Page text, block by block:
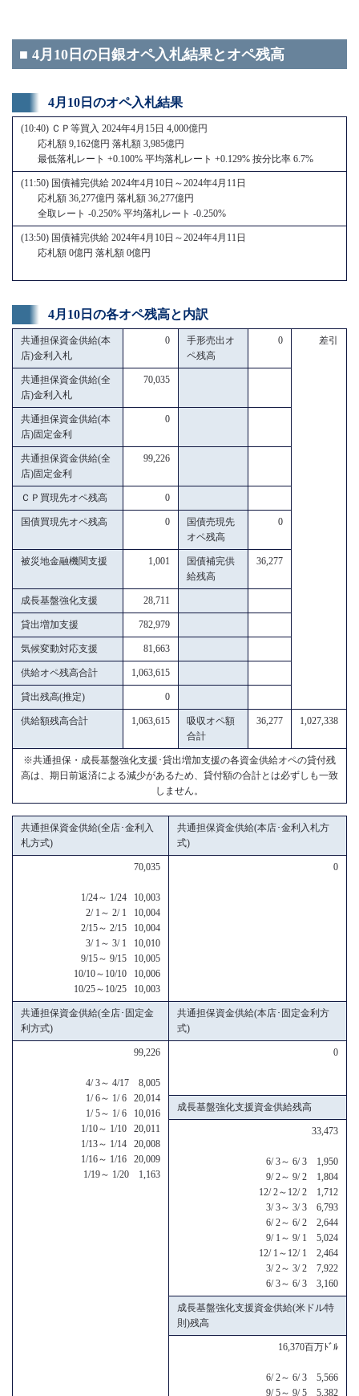
■ 4月10日の日銀オペ入札結果とオペ残高
4月10日のオペ入札結果
(10:40) ＣＰ等買入 2024年4月15日 4,000億円
応札額 9,162億円 落札額 3,985億円
最低落札レート +0.100% 平均落札レート +0.129% 按分比率 6.7%
(11:50) 国債補完供給 2024年4月10日～2024年4月11日
応札額 36,277億円 落札額 36,277億円
全取レート -0.250% 平均落札レート -0.250%
(13:50) 国債補完供給 2024年4月10日～2024年4月11日
応札額 0億円 落札額 0億円
4月10日の各オペ残高と内訳
共通担保資金供給(本
店)金利入札
0
手形売出オ
ペ残高
0 差引
共通担保資金供給(全
店)金利入札
70,035
共通担保資金供給(本
店)固定金利
0
共通担保資金供給(全
店)固定金利
99,226
ＣＰ買現先オペ残高 0
国債買現先オペ残高 0
国債売現先
オペ残高
0
被災地金融機関支援 1,001
国債補完供
給残高
36,277
成長基盤強化支援 28,711
貸出増加支援 782,979
気候変動対応支援 81,663
供給オペ残高合計 1,063,615
貸出残高(推定) 0
供給額残高合計 1,063,615
吸収オペ額
合計
36,277 1,027,338
※共通担保・成長基盤強化支援･貸出増加支援の各資金供給オペの貸付残
高は、期日前返済による減少があるため、貸付額の合計とは必ずしも一致
しません。
共通担保資金供給(全店･金利入
札方式)
共通担保資金供給(本店･金利入札方
式)
70,035
1/24～ 1/24 10,003
2/ 1～ 2/ 1 10,004
2/15～ 2/15 10,004
3/ 1～ 3/ 1 10,010
9/15～ 9/15 10,005
10/10～10/10 10,006
10/25～10/25 10,003
0
共通担保資金供給(全店･固定金
利方式)
共通担保資金供給(本店･固定金利方
式)
99,226
4/ 3～ 4/17 8,005
1/ 6～ 1/ 6 20,014
1/ 5～ 1/ 6 10,016
1/10～ 1/10 20,011
1/13～ 1/14 20,008
1/16～ 1/16 20,009
1/19～ 1/20 1,163
0
成長基盤強化支援資金供給残高
33,473
6/ 3～ 6/ 3 1,950
9/ 2～ 9/ 2 1,804
12/ 2～12/ 2 1,712
3/ 3～ 3/ 3 6,793
6/ 2～ 6/ 2 2,644
9/ 1～ 9/ 1 5,024
12/ 1～12/ 1 2,464
3/ 2～ 3/ 2 7,922
6/ 3～ 6/ 3 3,160
成長基盤強化支援資金供給(米ドル特
則)残高
16,370百万ﾄﾞﾙ
6/ 2～ 6/ 3 5,566
9/ 5～ 9/ 5 5,382